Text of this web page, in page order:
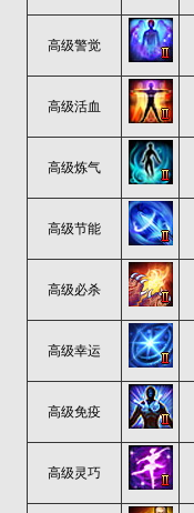
高级警觉
高级活血
高级炼气
高级节能
高级必杀
高级幸运
高级免疫
高级灵巧